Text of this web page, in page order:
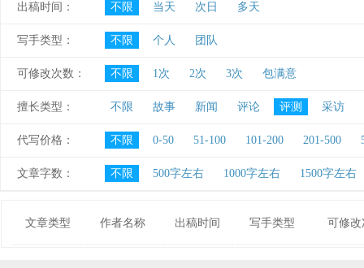
出稿时间： 不限 当天 次日 多天
写手类型： 不限 个人 团队
可修改次数： 不限 1次 2次 3次 包满意
擅长类型： 不限 故事 新闻 评论 评测 采访
代写价格： 不限 0-50 51-100 101-200 201-500
文章字数： 不限 500字左右 1000字左右 1500字左右
文章类型 作者名称 出稿时间 写手类型 可修改